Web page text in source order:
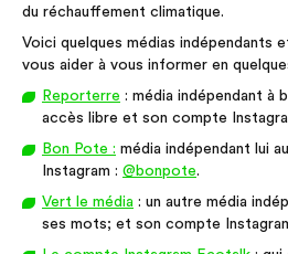
du réchauffement climatique.
Voici quelques médias indépendants
vous aider à vous informer en
Reporterre : média indépendant à
accès libre et son compte
Bon Pote : média indépendant lui
Instagram : @bonpote.
Vert le média : un autre média
ses mots; et son compte